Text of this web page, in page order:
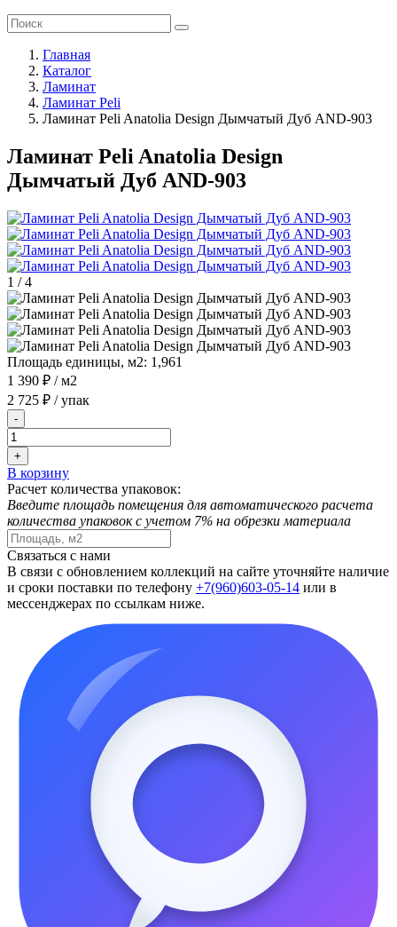
Главная
Каталог
Ламинат
Ламинат Peli
Ламинат Peli Anatolia Design Дымчатый Дуб AND-903
Ламинат Peli Anatolia Design
Дымчатый Дуб AND-903
1 /4
Площадь единицы, м2: 1,961
1 390 ₽ / м2
2 725 ₽ / упак
-
+
В корзину
Расчет количества упаковок:
Введите площадь помещения для автоматического расчета
количества упаковок с учетом 7% на обрезки материала
Связаться с нами
В связи с обновлением коллекций на сайте уточняйте наличие
и сроки поставки по телефону +7(960)603-05-14 или в
мессенджерах по ссылкам ниже.